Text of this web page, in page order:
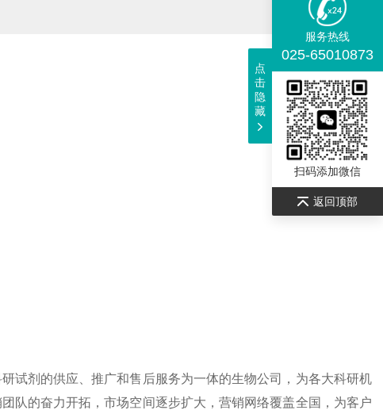
试剂的供应、推广和售后服务为一体的生物公司，为各大科研机
队的奋力开拓，市场空间逐步扩大，营销网络覆盖全国，为客户
服务热线
025-65010873
扫码添加微信
返回顶部
点
击
隐
藏